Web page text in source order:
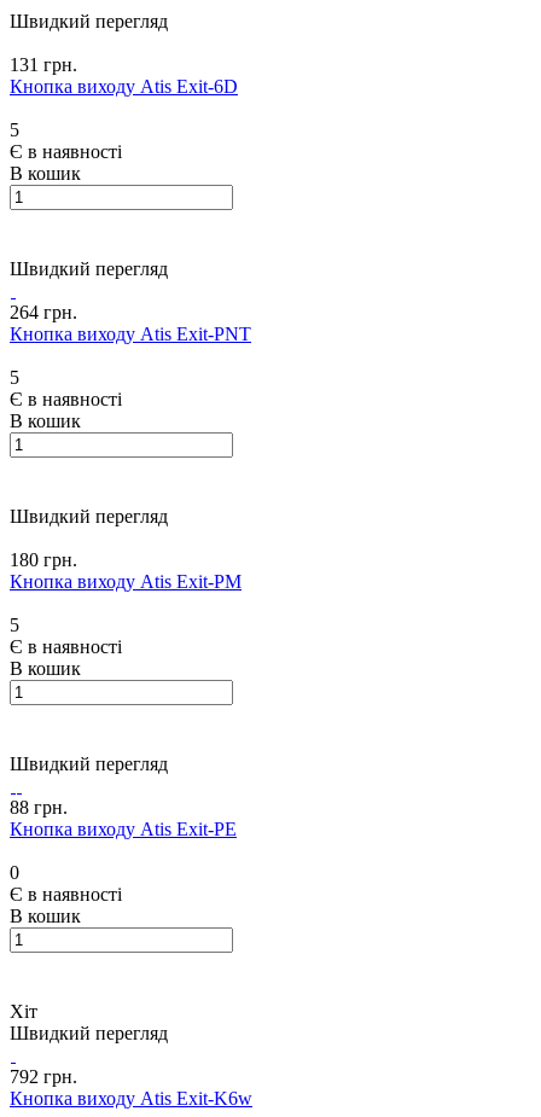
Швидкий перегляд
131 грн.
Кнопка виходу Atis Exit-6D
5
Є в наявності
В кошик
Швидкий перегляд
264 грн.
Кнопка виходу Atis Exit-PNT
5
Є в наявності
В кошик
Швидкий перегляд
180 грн.
Кнопка виходу Atis Exit-PM
5
Є в наявності
В кошик
Швидкий перегляд
88 грн.
Кнопка виходу Atis Exit-PE
0
Є в наявності
В кошик
Хіт
Швидкий перегляд
792 грн.
Кнопка виходу Atis Exit-K6w